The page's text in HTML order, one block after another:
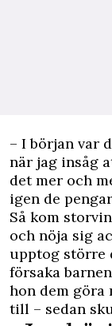
– I början var
när jag insåg
det mer och
igen de
Så kom
och nöja sig
upptog större
försaka
hon dem göra
till – sedan